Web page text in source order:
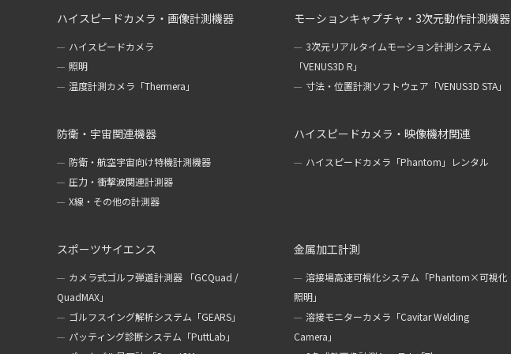
ハイスピードカメラ・画像計測機器
ハイスピードカメラ
照明
温度計測カメラ「Thermera」
モーションキャプチャ・3次元動作計測機器
3次元リアルタイムモーション計測システム
「VENUS3D R」
寸法・位置計測ソフトウェア「VENUS3D STA」
防衛・宇宙関連機器
防衛・航空宇宙向け特機計測機器
圧力・衝撃波関連計測器
X線・その他の計測器
ハイスピードカメラ・映像機材関連
ハイスピードカメラ「Phantom」レンタル
スポーツサイエンス
カメラ式ゴルフ弾道計測器 「GCQuad /
QuadMAX」
ゴルフスイング解析システム「GEARS」
パッティング診断システム「PuttLab」
金属加工計測
溶接場高速可視化システム「Phantom×可視化
照明」
溶接モニターカメラ「Cavitar Welding
Camera」